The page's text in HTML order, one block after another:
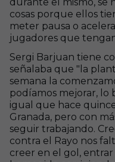
cosas porque ellos
meter pausa o
jugadores que
Sergi Barjuan tiene
señalaba que "la
semana la
podíamos mejorar, lo
igual que hace
Granada, pero con
seguir trabajando.
contra el Rayo nos
creer en el gol,